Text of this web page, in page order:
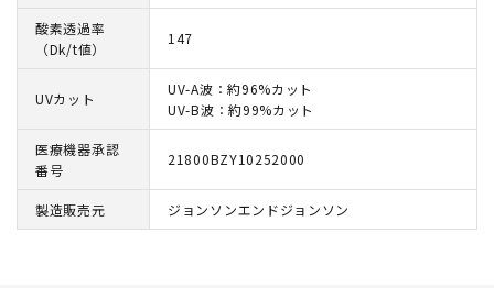
酸素透過率
（Dk/t値）
147
UVカット
UV-A波：約96%カット
UV-B波：約99%カット
医療機器承認
番号
21800BZY10252000
製造販売元 ジョンソンエンドジョンソン